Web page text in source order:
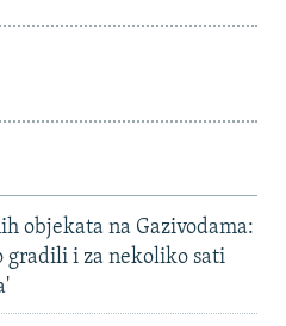
objekata na Gazivodama:
gradili i za nekoliko sati